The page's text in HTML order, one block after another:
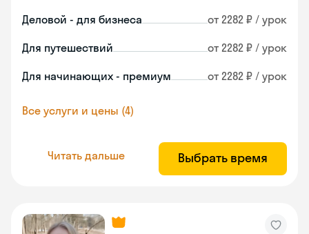
Деловой - для бизнеса от 2282 ₽ / урок
Для путешествий от 2282 ₽ / урок
Для начинающих - премиум от 2282 ₽ / урок
Все услуги и цены (4)
Читать дальше Выбрать время